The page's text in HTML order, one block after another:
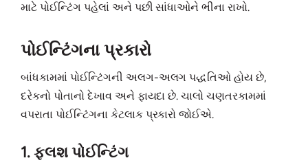
માટે પોઈન્ટિંગ પહેલાં અને પછી સાંધાઓને ભીના રાખો.
પોઈન્ટિંગના પ્રકારો
બાંધકામમાં પોઈન્ટિંગની અલગ-અલગ પદ્ધતિઓ હોય છે,
દરેકનો પોતાનો દેખાવ અને ફાયદા છે. ચાલો ચણતરકામમાં
વપરાતા પોઈન્ટિંગના કેટલાક પ્રકારો જોઈએ.
1. ફ્લશ પોઈન્ટિંગ